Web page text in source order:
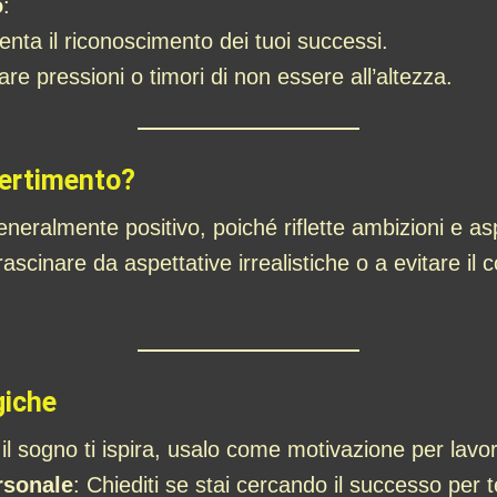
:
il riconoscimento dei tuoi successi.
pressioni o timori di non essere all’altezza.
positivo, poiché riflette ambizioni e
da aspettative irrealistiche o a evitare il
sogno ti ispira, usalo come motivazione per
: Chiediti se stai cercando il successo per